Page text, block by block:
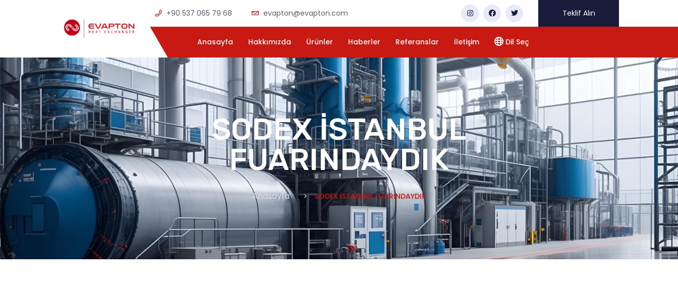
+90 537 065 79 68 evapton@evapton.com Teklif Alın
Anasayfa Hakkımızda Ürünler Haberler Referanslar İletişim Dil Seç
SODEX İSTANBUL
FUARINDAYDIK
Anasayfa SODEX İSTANBUL FUARINDAYDIK